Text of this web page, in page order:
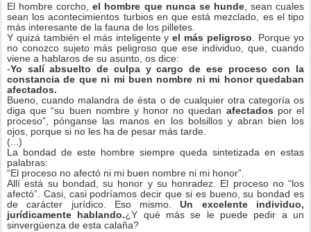
El hombre corcho,el hombre que nunca se hunde, sean cuales
sean los acontecimientos turbios en que está mezclado, es el tipo
más interesante de la fauna de los pilletes.
Y quizá también el más inteligente yel más peligroso . Porque yo
no conozco sujeto más peligroso que ese individuo, que, cuando
viene a hablaros de su asunto, os dice:
-Yo salí absuelto de culpa y cargo de ese proceso con la
constancia de que ni mi buen nombre ni mi honor quedaban
afectados.
Bueno, cuando malandra de ésta o de cualquier otra categoría os
diga que “su buen nombre y honor no quedan afectados por el
proceso”, pónganse las manos en los bolsillos y abran bien los
ojos, porque si no les ha de pesar más tarde.
(...)
La bondad de este hombre siempre queda sintetizada en estas
palabras:
“El proceso no afectó ni mi buen nombre ni mi honor”.
Allí está su bondad, su honor y su honradez. El proceso no “los
afectó”. Casi, casi podríamos decir que si es bueno, su bondad es
de carácter jurídico. Eso mismo.Un excelente individuo,
jurídicamente hablando.¿Y qué más se le puede pedir a un
sinvergüenza de esta calaña?